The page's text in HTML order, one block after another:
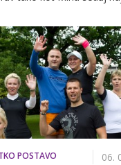
bo uspelo. Vas
meni o hujšanju in
mu ne bo treba peš še
POSTAVO 06.